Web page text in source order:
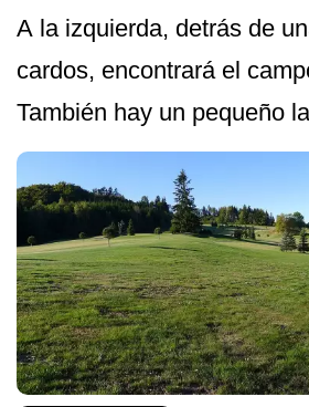
A la izquierda, detrás de
cardos, encontrará el
También hay un pequeño